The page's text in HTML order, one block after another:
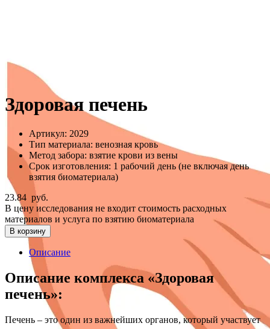
Здоровая печень
Артикул: 2029
Тип материала: венозная кровь
Метод забора: взятие крови из вены
Срок изготовления: 1 рабочий день (не включая день
взятия биоматериала)
23.84 руб.
В цену исследования не входит стоимость расходных
материалов и услуга по взятию биоматериала
В корзину
Описание
Описание комплекса «Здоровая
печень»:
Печень – это один из важнейших органов, который участвует